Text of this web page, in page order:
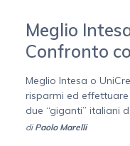
Meglio
Confronto
Meglio Intesa o
risparmi ed
due “giganti” italiani
di Paolo Marelli